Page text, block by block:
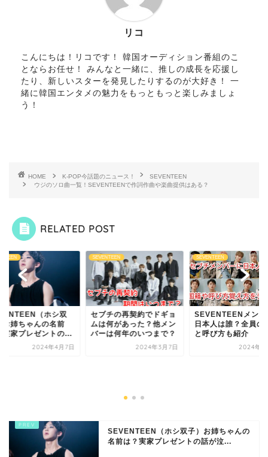
リコ
こんにちは！リコです！ 韓国オーディション番組のこ
とならお任せ！ みんなと一緒に、推しの成長を応援し
たり、新しいスターを発見したりするのが大好き！ 一
緒に韓国エンタメの魅力をもっともっと楽しみましょ
う！
HOME K-POP今話題のニュース！
SEVENTEEN
ウジのソロ曲一覧！SEVENTEENで作詞作曲や楽曲提供はある？
RELATED POST
（ホシ双
お姉ちゃんの名前
実家プレゼントの...
2024年4月7日
SEVENTEEN
セブチの再契約でドギョ
ムは何があった？他メン
バーは何年のいつまで？
2024年3月7日
SEVENTEEN
SEVENTEENメンバ
日本人は誰？全員の
と呼び方も紹介
2024年4
SEVENTEEN（ホシ双子）お姉ちゃんの
名前は？実家プレゼントの話が泣...